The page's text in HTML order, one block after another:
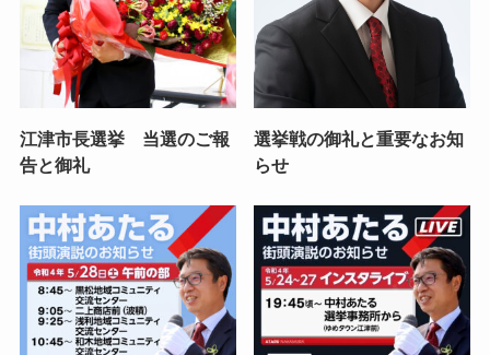
江津市長選挙 当選のご報
告と御礼
選挙戦の御礼と重要なお知
らせ